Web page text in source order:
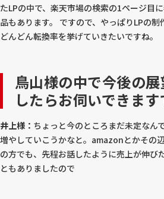
たLPの中で、楽天市場の検索の1ページ目
品もあります。 ですので、やっぱりLPの制
どんどん転換率を挙げていきたいですね。
鳥山様の中で今後の
したらお伺いできます
井上様： ちょっと今のところまだ未定なん
増やしていこうかなと。amazonとかその
の方でも、先程お話したように売上が伸び
ともありましたので